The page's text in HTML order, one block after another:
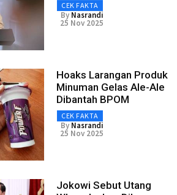
CEK FAKTA
By Nasrandi
25 Nov 2025
Hoaks Larangan Produk
Minuman Gelas Ale-Ale
Dibantah BPOM
CEK FAKTA
By Nasrandi
25 Nov 2025
Jokowi Sebut Utang